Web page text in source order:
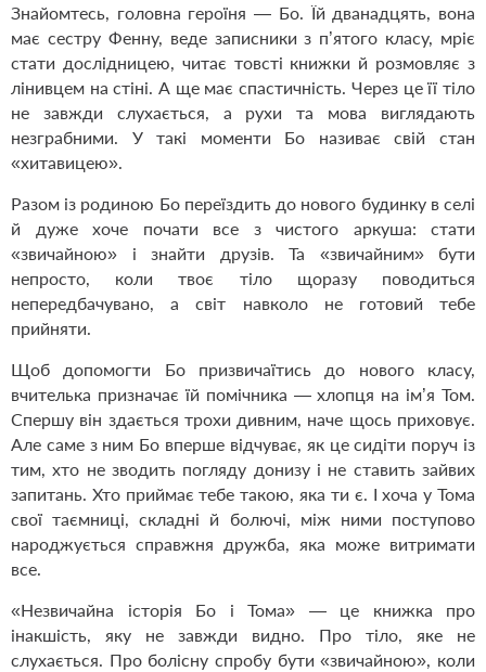
Знайомтесь, головна героїня — Бо. Їй дванадцять, вона
має сестру Фенну, веде записники з п’ятого класу, мріє
стати дослідницею, читає товсті книжки й розмовляє з
лінивцем на стіні. А ще має спастичність. Через це її тіло
не завжди слухається, а рухи та мова виглядають
незграбними. У такі моменти Бо називає свій стан
«хитавицею».
Разом із родиною Бо переїздить до нового будинку в селі
й дуже хоче почати все з чистого аркуша: стати
«звичайною» і знайти друзів. Та «звичайним» бути
непросто, коли твоє тіло щоразу поводиться
непередбачувано, а світ навколо не готовий тебе
прийняти.
Щоб допомогти Бо призвичаїтись до нового класу,
вчителька призначає їй помічника — хлопця на ім’я Том.
Спершу він здається трохи дивним, наче щось приховує.
Але саме з ним Бо вперше відчуває, як це сидіти поруч із
тим, хто не зводить погляду донизу і не ставить зайвих
запитань. Хто приймає тебе такою, яка ти є. І хоча у Тома
свої таємниці, складні й болючі, між ними поступово
народжується справжня дружба, яка може витримати
все.
«Незвичайна історія Бо і Тома» — це книжка про
інакшість, яку не завжди видно. Про тіло, яке не
слухається. Про болісну спробу бути «звичайною», коли